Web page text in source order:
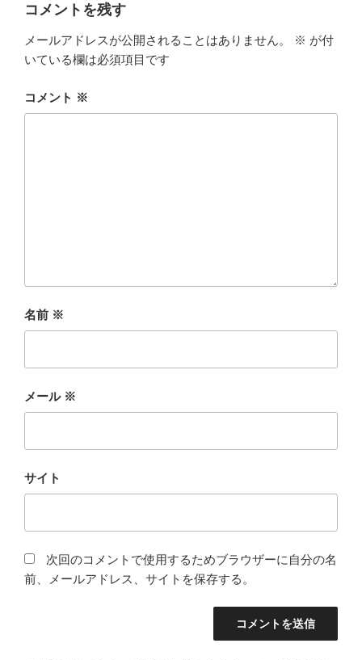
コメントを残す
メールアドレスが公開されることはありません。 ※ が付
いている欄は必須項目です
コメント ※
名前 ※
メール ※
サイト
次回のコメントで使用するためブラウザーに自分の名
前、メールアドレス、サイトを保存する。